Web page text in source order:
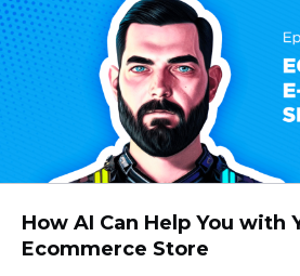
How AI Can Help You with
Ecommerce Store